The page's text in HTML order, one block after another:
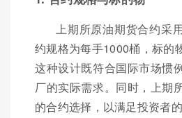
上期所原油期货合约采
约规格为每手1000桶，标的
这种设计既符合国际市场惯
厂的实际需求。同时，上期
的合约选择，以满足投资者的